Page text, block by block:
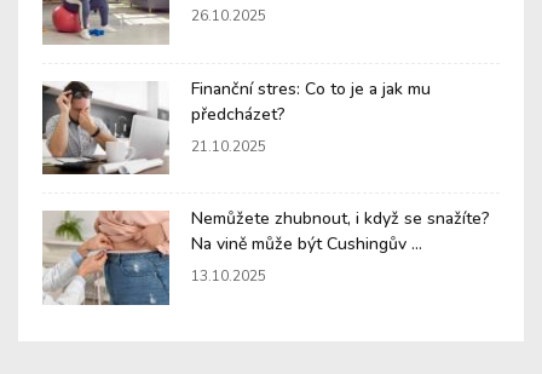
26.10.2025
Finanční stres: Co to je a jak mu
předcházet?
21.10.2025
Nemůžete zhubnout, i když se snažíte?
Na vině může být Cushingův ...
13.10.2025